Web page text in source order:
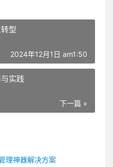
型
2024年12月1日 am1:50
实践
下一篇 »
理神器解决方案